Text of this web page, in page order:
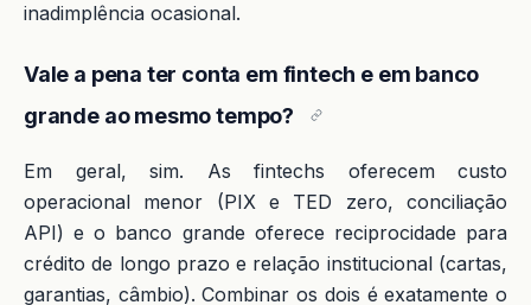
inadimplência ocasional.
Vale a pena ter conta em fintech e em banco
grande ao mesmo tempo?
Em geral, sim. As fintechs oferecem custo
operacional menor (PIX e TED zero, conciliação
API) e o banco grande oferece reciprocidade para
crédito de longo prazo e relação institucional (cartas,
garantias, câmbio). Combinar os dois é exatamente o